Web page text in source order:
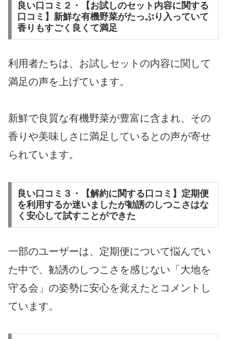
良い口コミ２・【お試しのセット内容に関する
口コミ】新鮮な有機野菜がたっぷり入っていて
香りもすごく良くて満足
利用者たちは、お試しセットの内容に関して
満足の声を上げています。
新鮮で良質な有機野菜が豊富に含まれ、その
香りや美味しさに満足しているとの声が寄せ
られています。
良い口コミ３・【解約に関する口コミ】定期便
を利用するか迷いましたが勧誘のしつこさはな
く安心して試すことができた
一部のユーザーは、定期便について悩んでい
た中で、勧誘のしつこさを感じない「大地を
守る会」の姿勢に安心を覚えたとコメントし
ています。